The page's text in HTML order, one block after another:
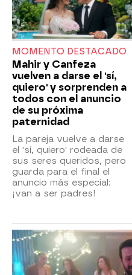
MOMENTO DESTACADO
Mahir y Canfeza
vuelven a darse el 'sí,
quiero' y sorprenden a
todos con el anuncio
de su próxima
paternidad
La pareja vuelve a darse
el 'sí, quiero' rodeada de
sus seres queridos, pero
guarda para el final el
anuncio más especial:
¡van a ser padres!